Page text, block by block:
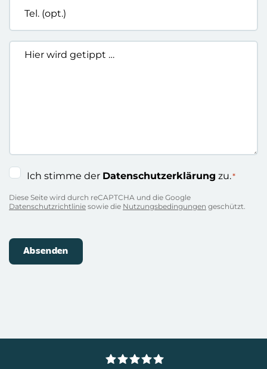
(opt.)
wird
Einwilligung
Ich stimme der Datenschutzerklärung zu.*
Diese Seite wird durch reCAPTCHA und die Google
Datenschutzrichtlinie sowie die Nutzungsbedingungen geschützt.